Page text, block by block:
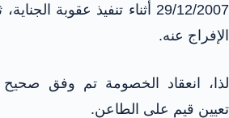
29/12/2007 أثناء تنفيذ عقوبة
الإفراج عنه.
لذا، انعقاد الخصومة تم وفق صحيح
تعيين قيم على الطاعن.